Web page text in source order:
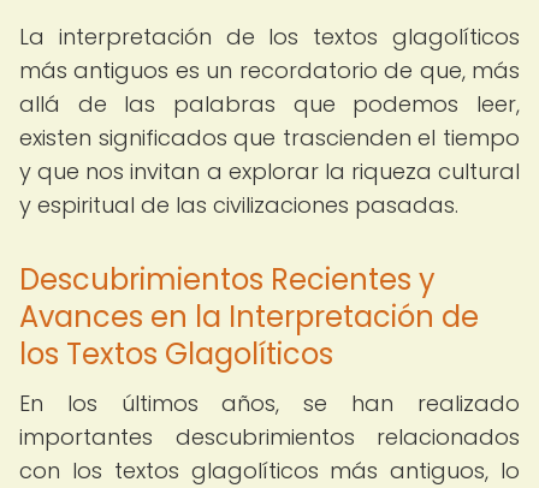
La interpretación de los textos glagolíticos
más antiguos es un recordatorio de que, más
allá de las palabras que podemos leer,
existen significados que trascienden el tiempo
y que nos invitan a explorar la riqueza cultural
y espiritual de las civilizaciones pasadas.
Descubrimientos Recientes y
Avances en la Interpretación de
los Textos Glagolíticos
En los últimos años, se han realizado
importantes descubrimientos relacionados
con los textos glagolíticos más antiguos, lo